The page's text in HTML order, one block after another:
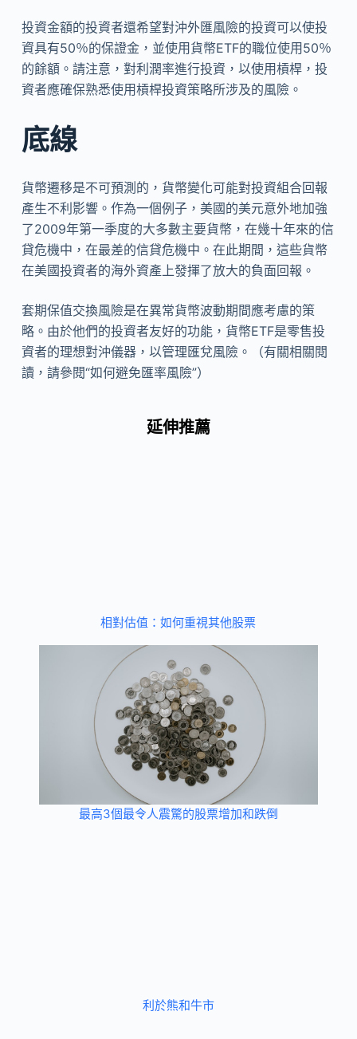
投資金額的投資者還希望對沖外匯風險的投資可以使投
資具有50％的保證金，並使用貨幣ETF的職位使用50％
的餘額。請注意，對利潤率進行投資，以使用槓桿，投
資者應確保熟悉使用槓桿投資策略所涉及的風險。
底線
貨幣遷移是不可預測的，貨幣變化可能對投資組合回報
產生不利影響。作為一個例子，美國的美元意外地加強
了2009年第一季度的大多數主要貨幣，在幾十年來的信
貸危機中，在最差的信貸危機中。在此期間，這些貨幣
在美國投資者的海外資產上發揮了放大的負面回報。
套期保值交換風險是在異常貨幣波動期間應考慮的策
略。由於他們的投資者友好的功能，貨幣ETF是零售投
資者的理想對沖儀器，以管理匯兌風險。（有關相關閱
讀，請參閱“如何避免匯率風險”）
延伸推薦
相對估值：如何重視其他股票
最高3個最令人震驚的股票增加和跌倒
利於熊和牛市